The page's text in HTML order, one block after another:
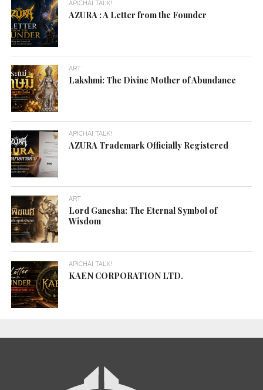
APICHAI TALK!
AZURA : A Letter from the Founder
ART
Lakshmi: The Divine Mother of Abundance
APICHAI TALK!
AZURA Trademark Officially Registered
ART
Lord Ganesha: The Eternal Symbol of
Wisdom
APICHAI TALK!
KAEN CORPORATION LTD.